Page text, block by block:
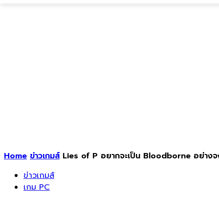
Home ข่าวเกมส์ Lies of P อยากจะเป็น Bloodborne อย่างจ
ข่าวเกมส์
เกม PC